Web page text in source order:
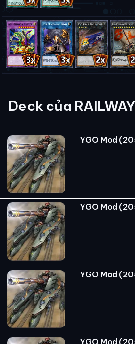
Deck của
YGO Mod
YGO Mod
YGO Mod
YGO Mod